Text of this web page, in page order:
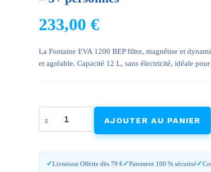
233,00€
La Fontaine EVA 1200 BEP filtre, magnétise et
et agréable. Capacité 12 L, sans électricité, idéale
de
Fontaine
1200
BEP
AJOUTER AU PANIER
Livraison Offerte dès 79 € Paiement 100 % sécurisé